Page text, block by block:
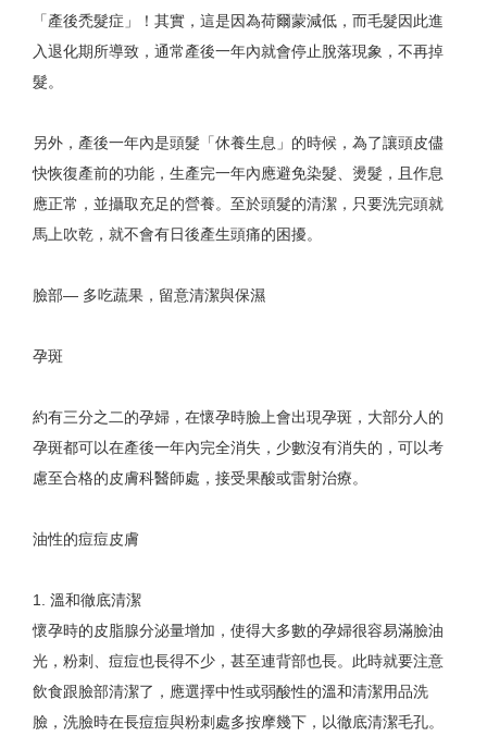
「產後禿髮症」！其實，這是因為荷爾蒙減低，而毛髮因此進
入退化期所導致，通常產後一年內就會停止脫落現象，不再掉
髮。
另外，產後一年內是頭髮「休養生息」的時候，為了讓頭皮儘
快恢復產前的功能，生產完一年內應避免染髮、燙髮，且作息
應正常，並攝取充足的營養。至於頭髮的清潔，只要洗完頭就
馬上吹乾，就不會有日後產生頭痛的困擾。
臉部— 多吃蔬果，留意清潔與保濕
孕斑
約有三分之二的孕婦，在懷孕時臉上會出現孕斑，大部分人的
孕斑都可以在產後一年內完全消失，少數沒有消失的，可以考
慮至合格的皮膚科醫師處，接受果酸或雷射治療。
油性的痘痘皮膚
1. 溫和徹底清潔
懷孕時的皮脂腺分泌量增加，使得大多數的孕婦很容易滿臉油
光，粉刺、痘痘也長得不少，甚至連背部也長。此時就要注意
飲食跟臉部清潔了，應選擇中性或弱酸性的溫和清潔用品洗
臉，洗臉時在長痘痘與粉刺處多按摩幾下，以徹底清潔毛孔。